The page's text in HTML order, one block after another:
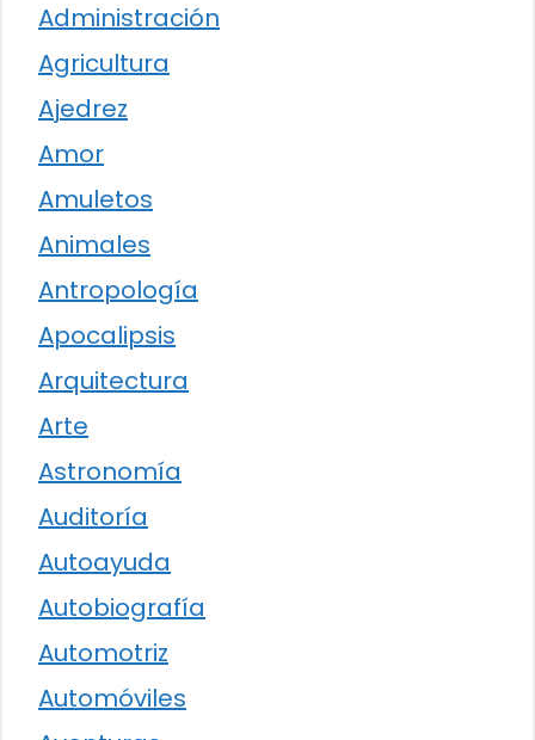
Administración
Agricultura
Ajedrez
Amor
Amuletos
Animales
Antropología
Apocalipsis
Arquitectura
Arte
Astronomía
Auditoría
Autoayuda
Autobiografía
Automotriz
Automóviles